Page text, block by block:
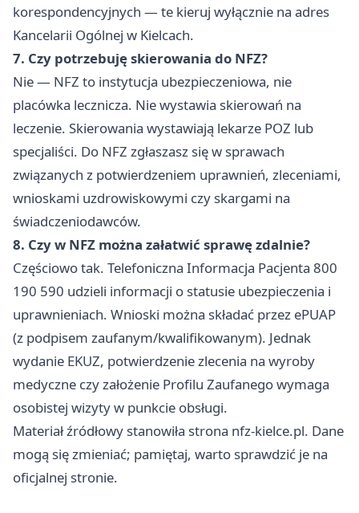
korespondencyjnych — te kieruj wyłącznie na adres
Kancelarii Ogólnej w Kielcach.
7. Czy potrzebuję skierowania do NFZ?
Nie — NFZ to instytucja ubezpieczeniowa, nie
placówka lecznicza. Nie wystawia skierowań na
leczenie. Skierowania wystawiają lekarze POZ lub
specjaliści. Do NFZ zgłaszasz się w sprawach
związanych z potwierdzeniem uprawnień, zleceniami,
wnioskami uzdrowiskowymi czy skargami na
świadczeniodawców.
8. Czy w NFZ można załatwić sprawę zdalnie?
Częściowo tak. Telefoniczna Informacja Pacjenta 800
190 590 udzieli informacji o statusie ubezpieczenia i
uprawnieniach. Wnioski można składać przez ePUAP
(z podpisem zaufanym/kwalifikowanym). Jednak
wydanie EKUZ, potwierdzenie zlecenia na wyroby
medyczne czy założenie Profilu Zaufanego wymaga
osobistej wizyty w punkcie obsługi.
Materiał źródłowy stanowiła strona nfz-kielce.pl. Dane
mogą się zmieniać; pamiętaj, warto sprawdzić je na
oficjalnej stronie.